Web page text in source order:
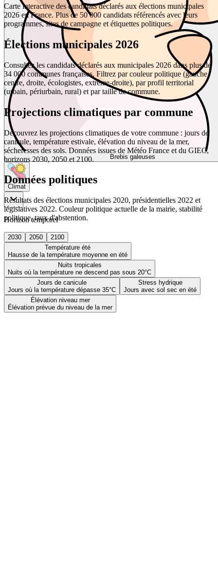
Brebis galeuses
Climat
Horizon temporel
2030 2050
2100
Température été
Hausse de la température moyenne en été
Nuits tropicales
Nuits où la température ne descend pas sous 20°C
Jours de canicule
Jours où la température dépasse 35°C
Stress hydrique
Jours avec sol sec en été
Élévation niveau mer
Élévation prévue du niveau de la mer
Carte interactive des candidats déclarés aux élections municipales
2026 en France. Plus de 50 000 candidats référencés avec leurs
programmes, sites de campagne et étiquettes politiques.
Élections municipales 2026
Consultez les candidats déclarés aux municipales 2026 dans plus de
34 000 communes françaises. Filtrez par couleur politique (gauche,
centre, droite, écologistes, extrême-droite), par profil territorial
(urbain, périurbain, rural) et par taille de commune.
Projections climatiques par commune
Découvrez les projections climatiques de votre commune : jours de
canicule, température estivale, élévation du niveau de la mer,
sécheresses des sols. Données issues de Météo France et du GIEC,
horizons 2030, 2050 et 2100.
Données politiques
Résultats des élections municipales 2020, présidentielles 2022 et
législatives 2022. Couleur politique actuelle de la mairie, stabilité
politique, taux d'abstention.